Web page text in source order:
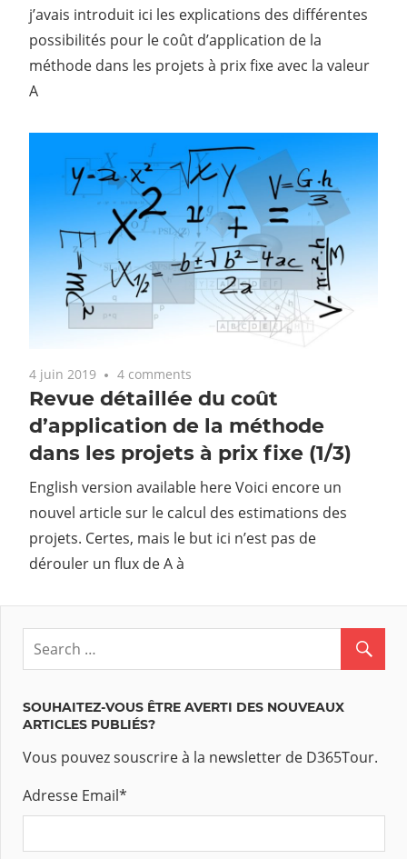
j’avais introduit ici les explications des différentes
possibilités pour le coût d’application de la
méthode dans les projets à prix fixe avec la valeur
A
4 juin 2019 4 comments
Revue détaillée du coût
d’application de la méthode
dans les projets à prix fixe (1/3)
English version available here Voici encore un
nouvel article sur le calcul des estimations des
projets. Certes, mais le but ici n’est pas de
dérouler un flux de A à
SOUHAITEZ-VOUS ÊTRE AVERTI DES NOUVEAUX
ARTICLES PUBLIÉS?
Vous pouvez souscrire à la newsletter de D365Tour.
Adresse Email*